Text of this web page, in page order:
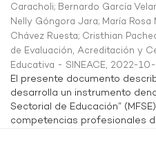
Caracholi; Bernardo García
Nelly Góngora Jara; María Rosa
Chávez Ruesta; Cristhian
de Evaluación, Acreditación y
Educativa - SINEACE, 2022-
El presente documento
desarrolla un instrumento
Sectorial de Educación”
competencias profesionales